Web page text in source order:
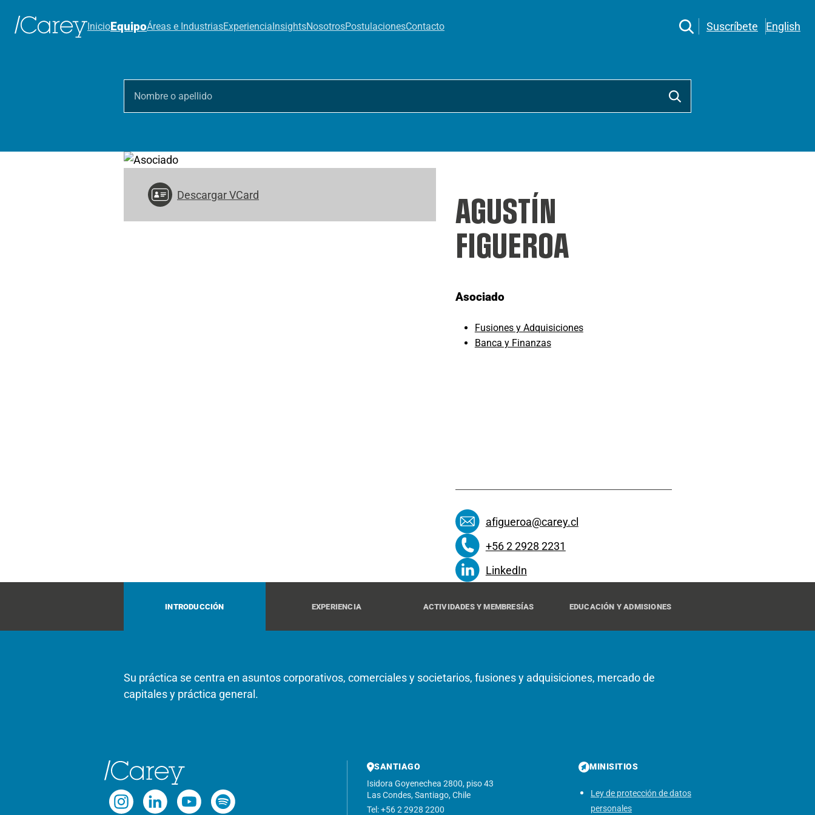
InicioEquipoÁreas e IndustriasExperiencia InsightsNosotrosPostulacionesContacto Suscríbete English
Descargar VCard
AGUSTÍN
FIGUEROA
Asociado
Fusiones y Adquisiciones
Banca y Finanzas
afigueroa@carey.cl
+56 2 2928 2231
LinkedIn
INTRODUCCIÓN EXPERIENCIA ACTIVIDADES Y MEMBRESÍAS EDUCACIÓN Y ADMISIONES
Su práctica se centra en asuntos corporativos, comerciales y societarios, fusiones y adquisiciones, mercado de
capitales y práctica general.
SANTIAGO
Isidora Goyenechea 2800, piso 43
Las Condes, Santiago, Chile
Tel: +56 2 2928 2200
MINISITIOS
Ley de protección de datos
personales